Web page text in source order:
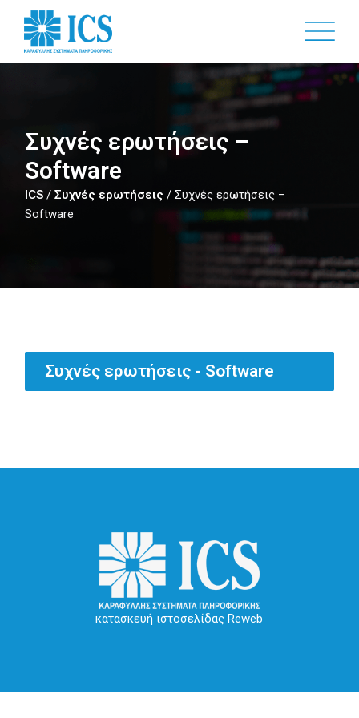
Skip
main
Συχνές ερωτήσεις –
Software
ICS /Συχνές ερωτήσεις /Συχνές ερωτήσεις –
Software
Συχνές ερωτήσεις - Software
κατασκευή ιστοσελίδας Reweb